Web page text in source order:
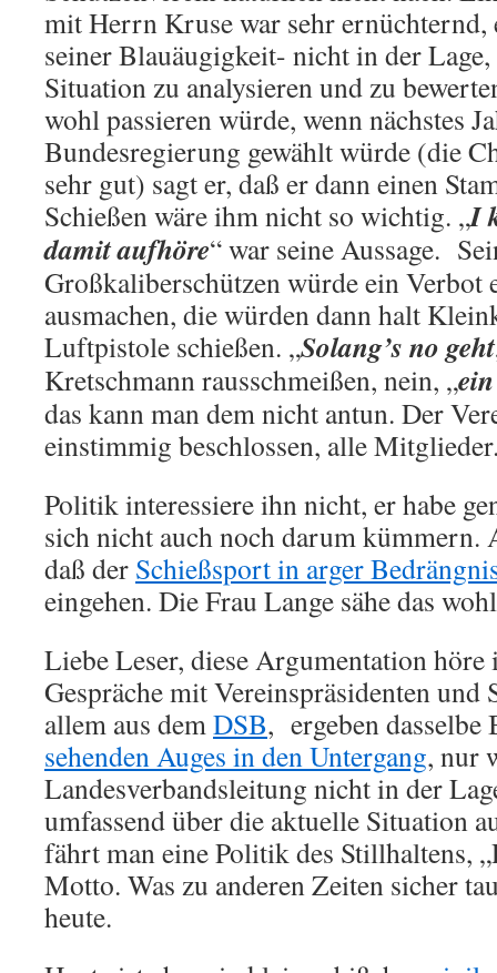
mit Herrn Kruse war sehr ernüchternd,
seiner Blauäugigkeit- nicht in der
Situation zu analysieren und zu
wohl passieren würde, wenn nächstes
Bundesregierung gewählt würde (die
sehr gut) sagt er, daß er dann einen
Schießen wäre ihm nicht so wichtig. „I
damit aufhöre“ war seine Aussage.
Großkaliberschützen würde ein Verbot
ausmachen, die würden dann halt
Luftpistole schießen. „Solang’s no geht
Kretschmann rausschmeißen, nein, „
das kann man dem nicht antun. Der
einstimmig beschlossen, alle
Politik interessiere ihn nicht, er habe
sich nicht auch noch darum kümmern.
daß der Schießsport in arger
eingehen. Die Frau Lange sähe das
Liebe Leser, diese Argumentation
Gespräche mit Vereinspräsidenten und
allem aus demDSB, ergeben dasselbe
sehenden Auges in den Untergang, nur
Landesverbandsleitung nicht in der
umfassend über die aktuelle Situation
fährt man eine Politik des Stillhaltens,
Motto. Was zu anderen Zeiten sicher
heute.